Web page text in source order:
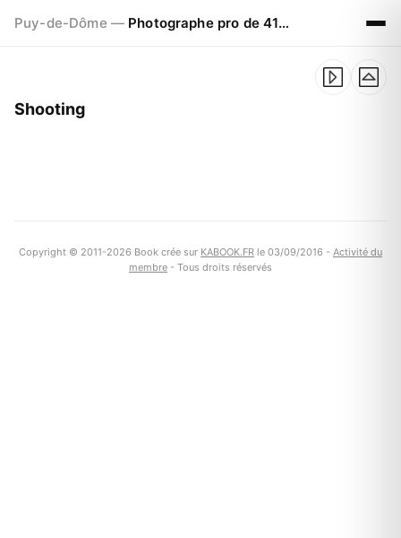
Puy-de-Dôme — Photographe pro de 41ans à CLERMONT FERRAND
Shooting
Copyright © 2011-2026 Book crée sur KABOOK.FR le 03/09/2016 - Activité du
membre - Tous droits réservés